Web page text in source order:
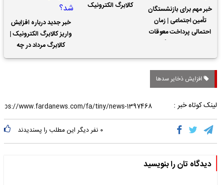
خبر مهم برای بازنشستگان
تأمین اجتماعی | زمان
احتمالی پرداخت معوقات
کالابرگ الکترونیک
خبر جدید درباره افزایش
واریز کالابرگ الکترونیک |
کالابرگ مرداد در چه
تاریخی واریز خواهد شد؟
افزایش ذخایر سدها
لینک کوتاه خبر :
۰ نفر دیگر این مطلب را پسندیدند
دیدگاه تان را بنویسید